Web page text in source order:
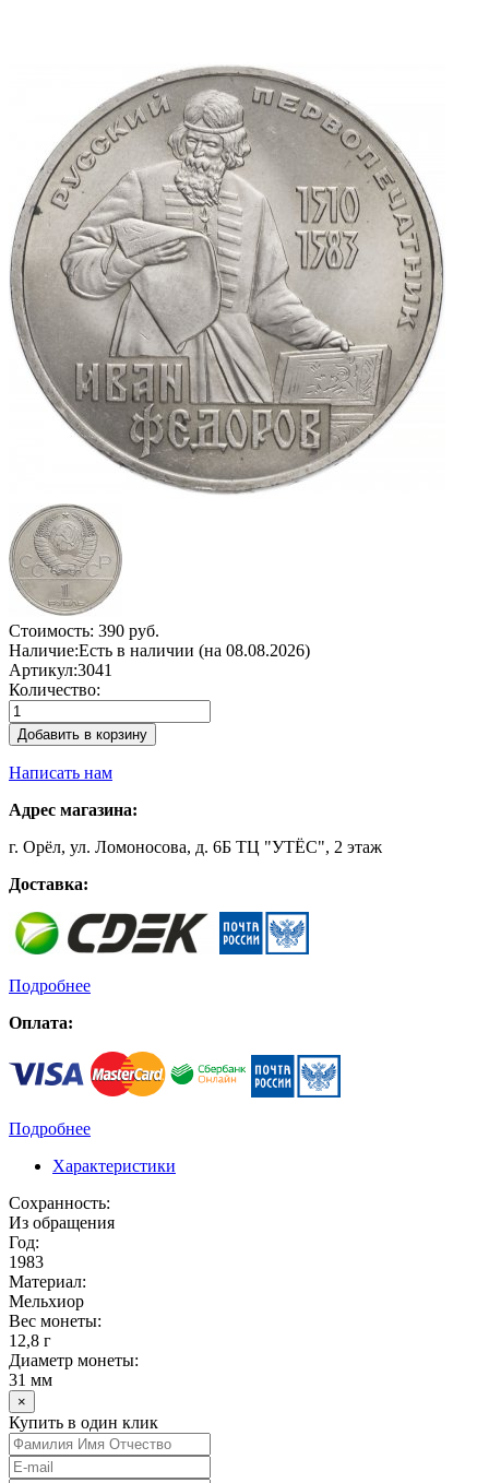
Стоимость: 390 руб.
Наличие:Есть в наличии (на 08.08.2026)
Артикул:3041
Количество:
Добавить в корзину
Написать нам
Адрес магазина:
г. Орёл, ул. Ломоносова, д. 6Б ТЦ "УТЁС", 2 этаж
Доставка:
Подробнее
Оплата:
Подробнее
Характеристики
Сохранность:
Из обращения
Год:
1983
Материал:
Мельхиор
Вес монеты:
12,8 г
Диаметр монеты:
31 мм
×
Купить в один клик